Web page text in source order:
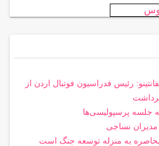
رئیس فدراسیون فوتبال اردن از
جلسه پرسپولیسی‌ها
مدیران نساجی
محاصره به منزله توسعه جنگ است